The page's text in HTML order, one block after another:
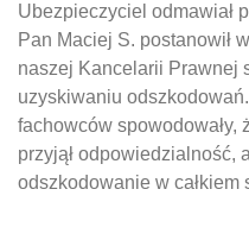
Ubezpieczyciel odmawiał
Pan Maciej S. postanowił
naszej Kancelarii Prawnej
uzyskiwaniu
fachowców
przyjął odpowiedzialność,
odszkodowanie w całkiem